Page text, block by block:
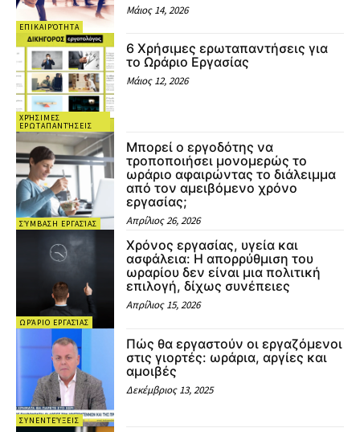
ΕΠΙΚΑΙΡΌΤΗΤΑ
Μάιος 14, 2026
ΧΡΉΣΙΜΕΣ
ΕΡΩΤΑΠΑΝΤΉΣΕΙΣ
6 Χρήσιμες ερωταπαντήσεις για
το Ωράριο Εργασίας
Μάιος 12, 2026
ΣΎΜΒΑΣΗ ΕΡΓΑΣΊΑΣ
Μπορεί ο εργοδότης να
τροποποιήσει μονομερώς το
ωράριο αφαιρώντας το διάλειμμα
από τον αμειβόμενο χρόνο
εργασίας;
Απρίλιος 26, 2026
ΩΡΆΡΙΟ ΕΡΓΑΣΊΑΣ
Χρόνος εργασίας, υγεία και
ασφάλεια: Η απορρύθμιση του
ωραρίου δεν είναι μια πολιτική
επιλογή, δίχως συνέπειες
Απρίλιος 15, 2026
ΣΥΝΕΝΤΕΎΞΕΙΣ
Πώς θα εργαστούν οι εργαζόμενοι
στις γιορτές: ωράρια, αργίες και
αμοιβές
Δεκέμβριος 13, 2025